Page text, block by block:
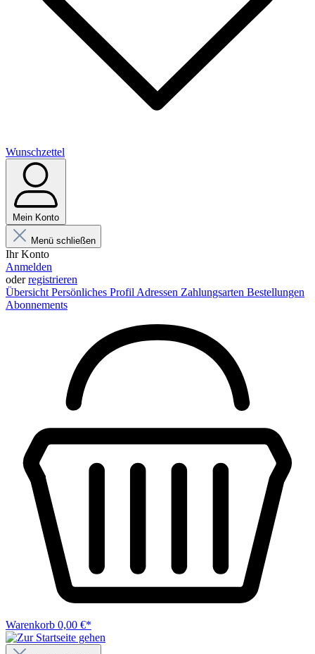
Wunschzettel
Mein Konto
Menü schließen
Ihr Konto
Anmelden
oderregistrieren
Übersicht Persönliches Profil Adressen Zahlungsarten Bestellungen
Abonnements
Warenkorb 0,00 €*